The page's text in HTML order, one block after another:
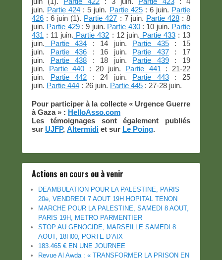
juin. Partie 424 : 5 juin. Partie 425: 6 juin. Partie
426 : 6 juin (1). Partie 427 : 7 juin. Partie 428: 8
juin. Partie 429: 9 juin. Partie 430: 10 juin. Partie
431 : 11 juin. Partie 432 : 12 juin. Partie 433: 13
juin. Partie 434 : 14 juin. Partie 435: 15
juin. Partie 436 : 16 juin. Partie 437: 17
juin. Partie 438 : 18 juin. Partie 439: 19
juin. Partie 440 : 20 juin. Partie 441: 21-22
juin. Partie 442 : 24 juin. Partie 443: 25
juin. Partie 444 : 26 juin. Partie 445 : 27-28 juin.
Pour participer à la collecte « Urgence Guerre
à Gaza » : HelloAsso.com
Les témoignages sont également publiés
sur UJFP, Altermidi et sur Le Poing.
Actions en cours ou à venir
DEAMBULATION POUR LA PALESTINE, PARIS
20e, VENDREDI 7 AOUT 19H HOPITAL TENON
MARCHE POUR LA PALESTINE, SAMEDI 8 AOUT,
PARIS 19H, METRO PARMENTIER
STOP AU GENOCIDE, MARSEILLE SAMEDI 8
AOUT, 18H00, PORTE D’AIX
183.465 € EN UNE JOURNEE
Revue Al Awda : « TRANSFORMER LA PRISON EN